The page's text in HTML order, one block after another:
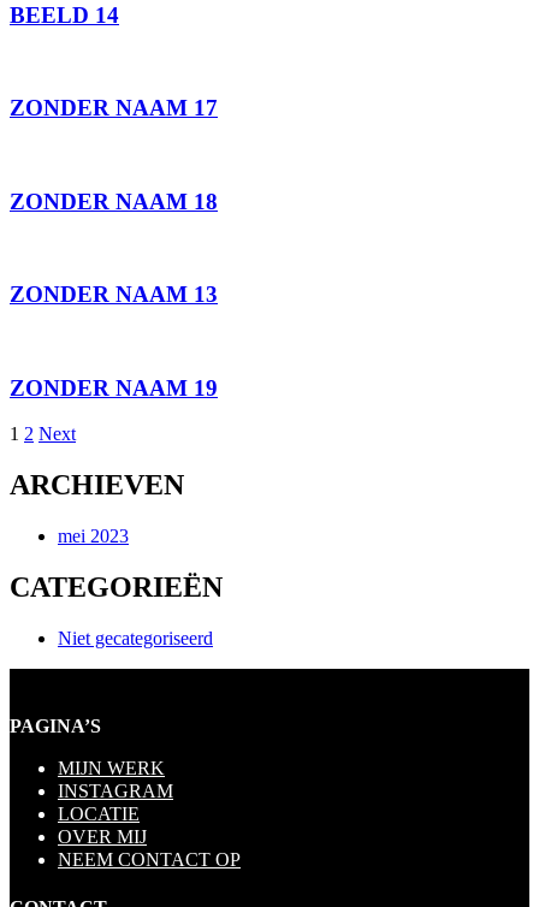
BEELD 14
ZONDER NAAM 17
ZONDER NAAM 18
ZONDER NAAM 13
ZONDER NAAM 19
1 2 Next
ARCHIEVEN
mei 2023
CATEGORIEËN
Niet gecategoriseerd
PAGINA’S
MIJN WERK
INSTAGRAM
LOCATIE
OVER MIJ
NEEM CONTACT OP